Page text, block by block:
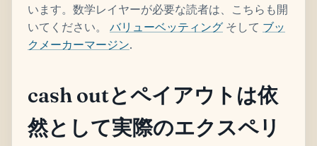
います。数学レイヤーが必要な読者は、こちらも開
いてください。 バリューベッティング そして ブッ
クメーカーマージン.
cash outとペイアウトは依
然として実際のエクスペリ